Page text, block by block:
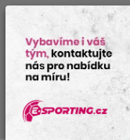
tel: +420 737 200 336
Pondělí-Pátek: 8 - 17 hodin